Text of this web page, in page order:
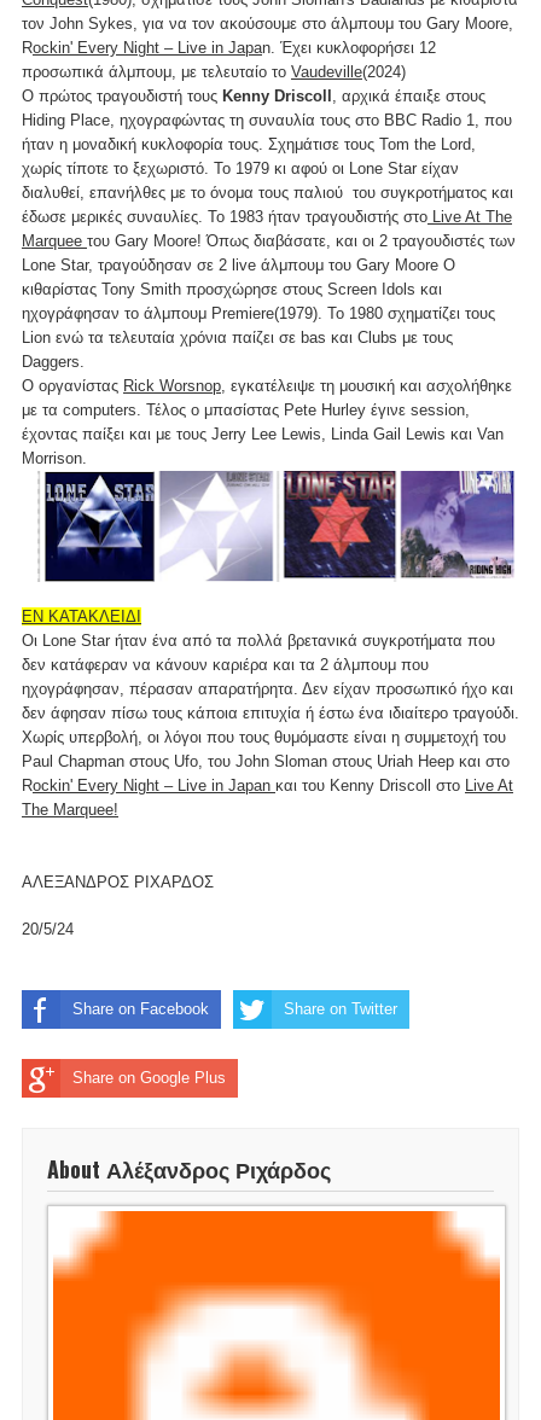
τον John Sykes, για να τον ακούσουμε στο άλμπουμ του Gary Moore,
Rockin' Every Night – Live in Japan. Έχει κυκλοφορήσει 12
προσωπικά άλμπουμ, με τελευταίο το Vaudeville(2024)
Ο πρώτος τραγουδιστή τους Kenny Driscoll , αρχικά έπαιξε στους
Hiding Place, ηχογραφώντας τη συναυλία τους στο BBC Radio 1, που
ήταν η μοναδική κυκλοφορία τους. Σχημάτισε τους Tom the Lord,
χωρίς τίποτε το ξεχωριστό. Το 1979 κι αφού οι Lone Star είχαν
διαλυθεί, επανήλθες με το όνομα τους παλιού του συγκροτήματος και
έδωσε μερικές συναυλίες. Το 1983 ήταν τραγουδιστής στο Live At The
Marquee του Gary Moore! Όπως διαβάσατε, και οι 2 τραγουδιστές των
Lone Star, τραγούδησαν σε 2 live άλμπουμ του Gary Moore O
κιθαρίστας Tony Smith προσχώρησε στους Screen Idols και
ηχογράφησαν το άλμπουμ Premiere(1979). Το 1980 σχηματίζει τους
Lion ενώ τα τελευταία χρόνια παίζει σε bas και Clubs με τους
Daggers.
Ο οργανίστας Rick Worsnop , εγκατέλειψε τη μουσική και ασχολήθηκε
με τα computers. Τέλος ο μπασίστας Pete Hurley έγινε session,
έχοντας παίξει και με τους Jerry Lee Lewis, Linda Gail Lewis και Van
Morrison.
ΕΝ ΚΑΤΑΚΛΕΙΔΙ
Οι Lone Star ήταν ένα από τα πολλά βρετανικά συγκροτήματα που
δεν κατάφεραν να κάνουν καριέρα και τα 2 άλμπουμ που
ηχογράφησαν, πέρασαν απαρατήρητα. Δεν είχαν προσωπικό ήχο και
δεν άφησαν πίσω τους κάποια επιτυχία ή έστω ένα ιδιαίτερο τραγούδι.
Χωρίς υπερβολή, οι λόγοι που τους θυμόμαστε είναι η συμμετοχή του
Paul Chapman στους Ufo, του John Sloman στους Uriah Heep και στο
Rockin' Every Night – Live in Japan και του Kenny Driscoll στο Live At
The Marquee!
ΑΛΕΞΑΝΔΡΟΣ ΡΙΧΑΡΔΟΣ
20/5/24
Share on Facebook Share on Twitter
Share on Google Plus
About Αλέξανδρος Ριχάρδος